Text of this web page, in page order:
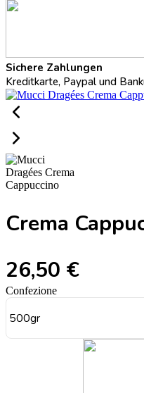
Sichere Zahlungen
Kreditkarte, Paypal und
Crema
26,50 €
Confezione